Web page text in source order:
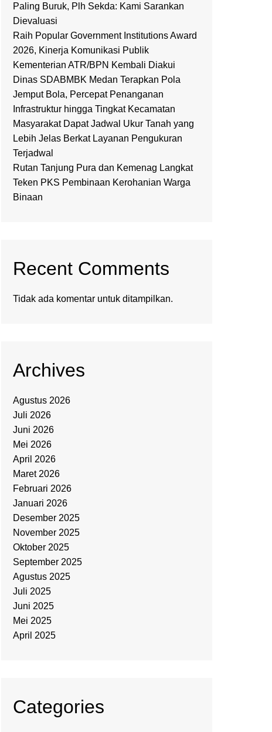
Paling Buruk, Plh Sekda: Kami Sarankan
Dievaluasi
Raih Popular Government Institutions Award
2026, Kinerja Komunikasi Publik
Kementerian ATR/BPN Kembali Diakui
Dinas SDABMBK Medan Terapkan Pola
Jemput Bola, Percepat Penanganan
Infrastruktur hingga Tingkat Kecamatan
Masyarakat Dapat Jadwal Ukur Tanah yang
Lebih Jelas Berkat Layanan Pengukuran
Terjadwal
Rutan Tanjung Pura dan Kemenag Langkat
Teken PKS Pembinaan Kerohanian Warga
Binaan
Recent Comments
Tidak ada komentar untuk ditampilkan.
Archives
Agustus 2026
Juli 2026
Juni 2026
Mei 2026
April 2026
Maret 2026
Februari 2026
Januari 2026
Desember 2025
November 2025
Oktober 2025
September 2025
Agustus 2025
Juli 2025
Juni 2025
Mei 2025
April 2025
Categories